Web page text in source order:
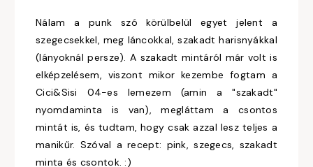
Nálam a punk szó körülbelül egyet jelent a
szegecsekkel, meg láncokkal, szakadt harisnyákkal
(lányoknál persze). A szakadt mintáról már volt is
elképzelésem, viszont mikor kezembe fogtam a
Cici&Sisi 04-es lemezem (amin a "szakadt"
nyomdaminta is van), megláttam a csontos
mintát is, és tudtam, hogy csak azzal lesz teljes a
manikűr. Szóval a recept: pink, szegecs, szakadt
minta és csontok. :)